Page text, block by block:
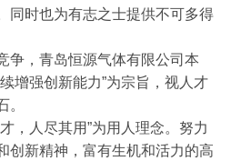
同时也为有志之士提供不可多得
争，青岛恒源气体有限公司本
增强创新能力”为宗旨，视人才
。
，人尽其用”为用人理念。努力
创新精神，富有生机和活力的高